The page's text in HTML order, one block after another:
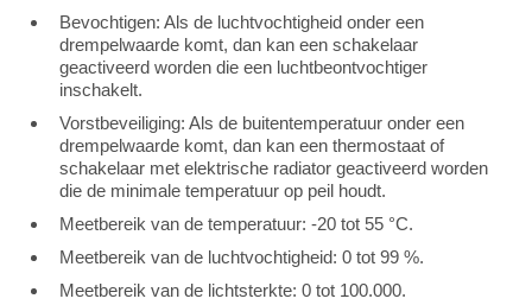
Bevochtigen: Als de luchtvochtigheid onder een
drempelwaarde komt, dan kan een schakelaar
geactiveerd worden die een luchtbeontvochtiger
inschakelt.
Vorstbeveiliging: Als de buitentemperatuur onder een
drempelwaarde komt, dan kan een thermostaat of
schakelaar met elektrische radiator geactiveerd worden
die de minimale temperatuur op peil houdt.
Meetbereik van de temperatuur: -20 tot 55 °C.
Meetbereik van de luchtvochtigheid: 0 tot 99 %.
Meetbereik van de lichtsterkte: 0 tot 100.000.